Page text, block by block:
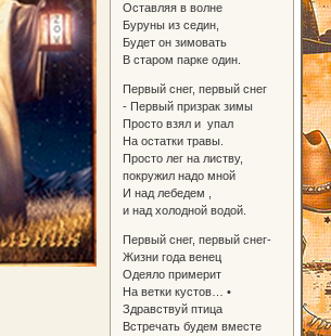
Оставляя в волне
Буруны из седин,
Будет он зимовать
В старом парке один.
Первый снег, первый снег
- Первый призрак зимы
Просто взял и упал
На остатки травы.
Просто лег на листву,
покружил надо мной
И над лебедем ,
и над холодной водой.
Первый снег, первый снег-
Жизни года венец
Одеяло примерит
На ветки кустов… •
Здравствуй птица
Встречать будем вместе